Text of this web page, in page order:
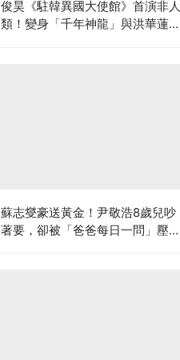
俊昊《駐韓異國大使館》首演非人
類！變身「千年神龍」與洪華蓮大
蘇志燮豪送黃金！尹敬浩8歲兒吵
著要，卻被「爸爸每日一問」壓力